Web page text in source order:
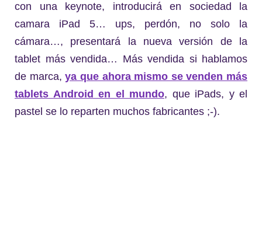
con una keynote, introducirá en sociedad la
camara iPad 5… ups, perdón, no solo la
cámara…, presentará la nueva versión de la
tablet más vendida… Más vendida si hablamos
de marca,ya que ahora mismo se venden más
tablets Android en el mundo, que iPads, y el
pastel se lo reparten muchos fabricantes ;-).